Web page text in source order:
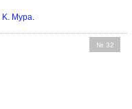
K. Мура
№ 32